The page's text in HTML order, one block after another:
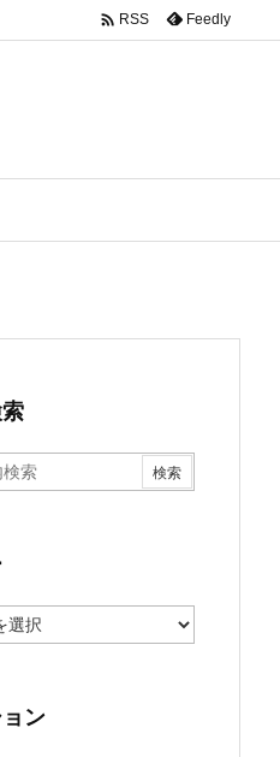
 RSS Feedly
ン